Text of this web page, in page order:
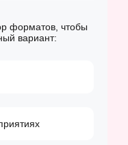
форматов, чтобы
вариант: